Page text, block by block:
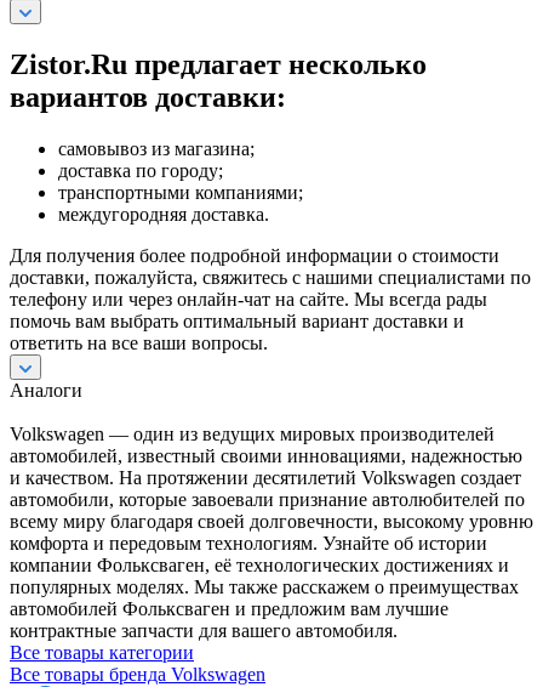
Zistor.Ru предлагает несколько
вариантов доставки:
самовывоз из магазина;
доставка по городу;
транспортными компаниями;
междугородняя доставка.
Для получения более подробной информации о стоимости
доставки, пожалуйста, свяжитесь с нашими специалистами по
телефону или через онлайн-чат на сайте. Мы всегда рады
помочь вам выбрать оптимальный вариант доставки и
ответить на все ваши вопросы.
Аналоги
Volkswagen — один из ведущих мировых производителей
автомобилей, известный своими инновациями, надежностью
и качеством. На протяжении десятилетий Volkswagen создает
автомобили, которые завоевали признание автолюбителей по
всему миру благодаря своей долговечности, высокому уровню
комфорта и передовым технологиям. Узнайте об истории
компании Фольксваген, её технологических достижениях и
популярных моделях. Мы также расскажем о преимуществах
автомобилей Фольксваген и предложим вам лучшие
контрактные запчасти для вашего автомобиля.
Все товары категории
Все товары бренда Volkswagen